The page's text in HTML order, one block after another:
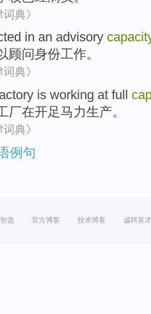
词典》
in an advisory
顾问身份工作。
词典》
is working at full
厂在开足马力生产。
词典》
例句
选 官方博客 技术博客 诚聘英才